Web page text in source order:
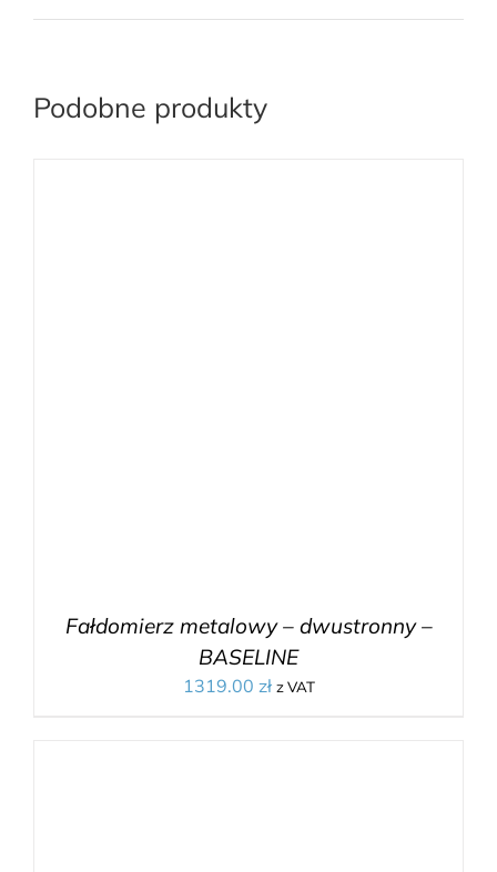
Podobne produkty
Fałdomierz metalowy – dwustronny –
BASELINE
1319.00 zł z VAT